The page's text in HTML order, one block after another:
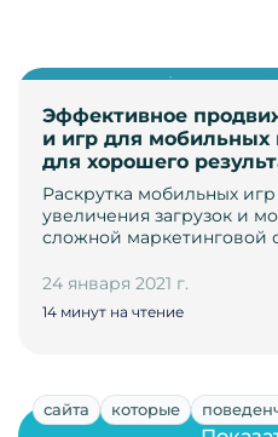
Эффективное
и игр для
для хорошего
Раскрутка мобильных
увеличения загрузок и
сложной маркетинговой
24 января 2021 г.
14 минут на чтение
сайта которые